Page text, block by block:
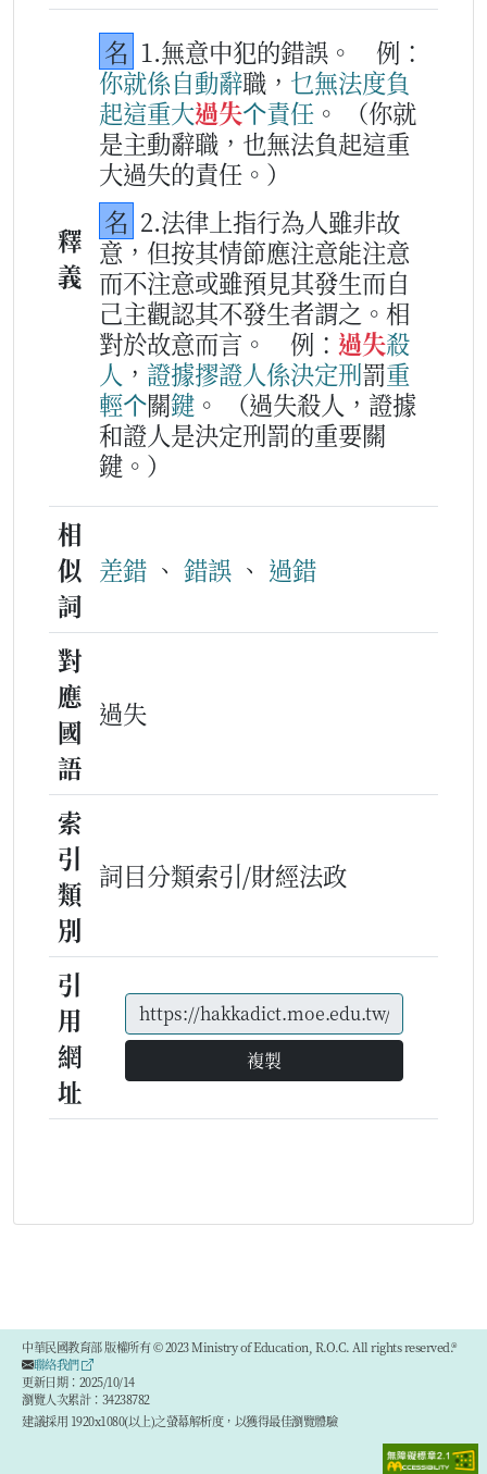
釋
義
名 1.無意中犯的錯誤。
例：
你就係自動辭職， 乜無法度負
起這重大過失个責任 。
（你就
是主動辭職，也無法負起這重
大過失的責任。）
名 2.法律上指行為人雖非故
意，但按其情節應注意能注意
而不注意或雖預見其發生而自
己主觀認其不發生者謂之。相
對於故意而言。
例： 過失殺
人 ， 證據摎證人係決定刑罰重
輕个關鍵 。
（過失殺人，證據
和證人是決定刑罰的重要關
鍵。）
相
似
詞
差錯 、 錯誤 、 過錯
對
應
國
語
過失
索
引
類
別
詞目分類索引/財經法政
引
用
網
址
複製
中華民國教育部 版權所有 © 2023 Ministry of Education, R.O.C. All rights reserved.®
聯絡我們
更新日期：2025/10/14
瀏覽人次累計：34238782
建議採用 1920x1080(以上)之螢幕解析度，以獲得最佳瀏覽體驗